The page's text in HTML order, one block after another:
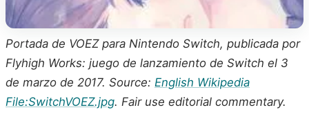
Portada de VOEZ para Nintendo Switch, publicada por
Flyhigh Works: juego de lanzamiento de Switch el 3
de marzo de 2017. Source: English Wikipedia
File:SwitchVOEZ.jpg. Fair use editorial commentary.